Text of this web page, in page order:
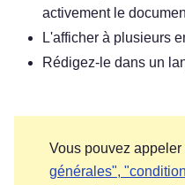
activement le
L'afficher à plusieurs
Rédigez-le dans un
Vous pouvez appeler
générales",